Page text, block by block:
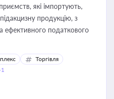
які імпортують,
продукцію, з
ефективного податкового
Торгівля